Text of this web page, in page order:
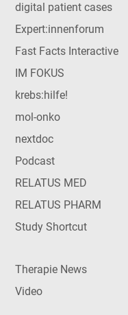
digital patient cases
Expert:innenforum
Fast Facts Interactive
IM FOKUS
krebs:hilfe!
mol-onko
nextdoc
Podcast
RELATUS MED
RELATUS PHARM
Study Shortcut
Therapie News
Video